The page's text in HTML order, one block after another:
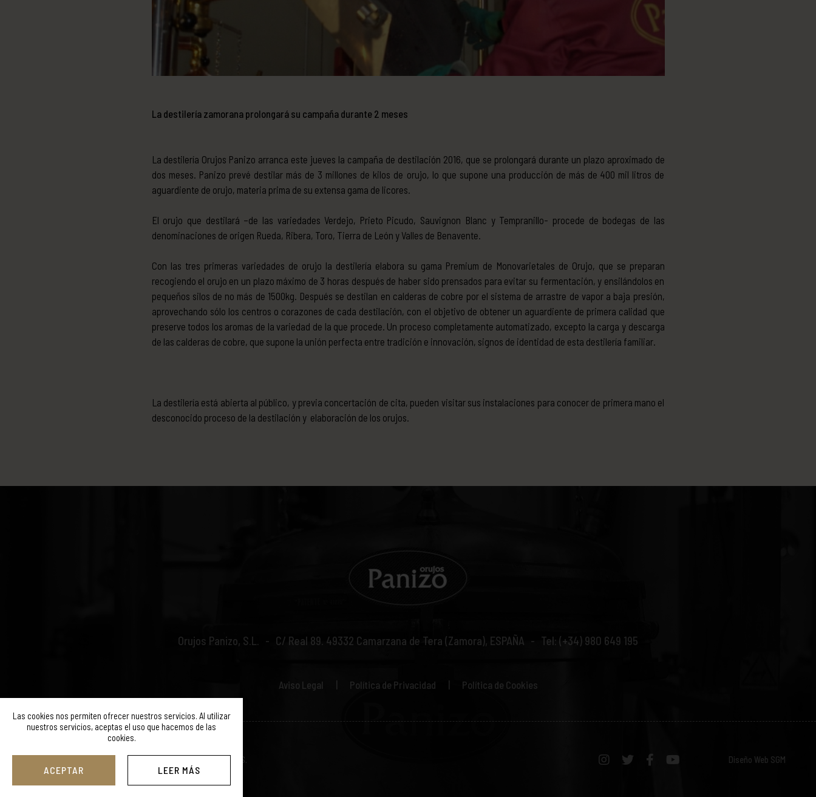
Las cookies nos permiten ofrecer nuestros servicios. Al utilizar
nuestros servicios, aceptas el uso que hacemos de las
cookies.
ACEPTAR LEER MÁS
La destilería zamorana prolongará su campaña durante 2 meses
La destilería Orujos Panizo arranca este jueves la campaña de destilación 2016, que se prolongará durante un plazo aproximado de
dos meses. Panizo prevé destilar más de 3 millones de kilos de orujo, lo que supone una producción de más de 400 mil litros de
aguardiente de orujo, materia prima de su extensa gama de licores.
El orujo que destilará –de las variedades Verdejo, Prieto Picudo, Sauvignon Blanc y Tempranillo- procede de bodegas de las
denominaciones de origen Rueda, Ribera, Toro, Tierra de León y Valles de Benavente.
Con las tres primeras variedades de orujo la destilería elabora su gama Premium de Monovarietales de Orujo, que se preparan
recogiendo el orujo en un plazo máximo de 3 horas después de haber sido prensados para evitar su fermentación, y ensilándolos en
pequeños silos de no más de 1500kg. Después se destilan en calderas de cobre por el sistema de arrastre de vapor a baja presión,
aprovechando sólo los centros o corazones de cada destilación, con el objetivo de obtener un aguardiente de primera calidad que
preserve todos los aromas de la variedad de la que procede. Un proceso completamente automatizado, excepto la carga y descarga
de las calderas de cobre, que supone la unión perfecta entre tradición e innovación, signos de identidad de esta destilería familiar.
La destilería está abierta al público, y previa concertación de cita, pueden visitar sus instalaciones para conocer de primera mano el
desconocido proceso de la destilación y elaboración de los orujos.
Orujos Panizo, S.L. C/ Real 89. 49332 Camarzana de Tera (Zamora), ESPAÑA Tel: (+34) 980 649 195
Aviso Legal Política de Privacidad Política de Cookies
© ORUJOS PANIZO 2019. TODOS LOS DERECHOS RESERVADOS. Diseño Web SGM